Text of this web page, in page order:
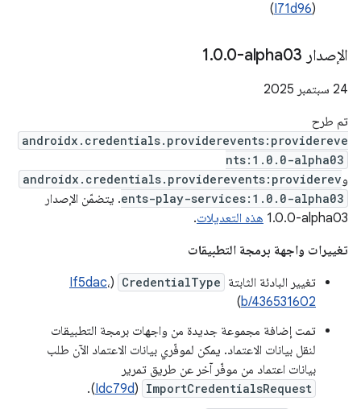
(
I71d96
)
الإصدار ‎1 .0.0-alpha03
‫24 سبتمبر 2025
تم طرح
androidx.credentials.providerevents:providereve
nts:1.0.0-alpha03
وandroidx.credentials.providerevents:providerev
ents-play-services:1.0.0-alpha03. يتضمّن الإصدار
‎1.0.0-alpha03 هذه التعديلات.
تغييرات واجهة برمجة التطبيقات
تغيير البادئة الثابتة CredentialType
(
If5dac،
b/436531602
)
تمت إضافة مجموعة جديدة من واجهات برمجة التطبيقات
لنقل بيانات الاعتماد. يمكن لموفّري بيانات الاعتماد الآن طلب
بيانات اعتماد من موفّر آخر عن طريق تمرير
ImportCredentialsRequest
(
Idc79d
).